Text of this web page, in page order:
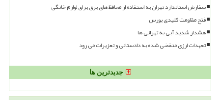
سفارش استاندارد تهران به استفاده از محافظ های برق برای لوازم خانگی
فتح مقاومت کلیدی بورس
هشدار شدید آبی به تهرانی ها
تعهدات ارزی منقضی شده به دادستانی و تعزیرات می رود
جدیدترین ها